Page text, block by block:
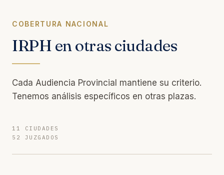
COBERTURA NACIONAL
IRPH en otras ciudades
Cada Audiencia Provincial mantiene su criterio.
Tenemos análisis específicos en otras plazas.
11 CIUDADES
52 JUZGADOS